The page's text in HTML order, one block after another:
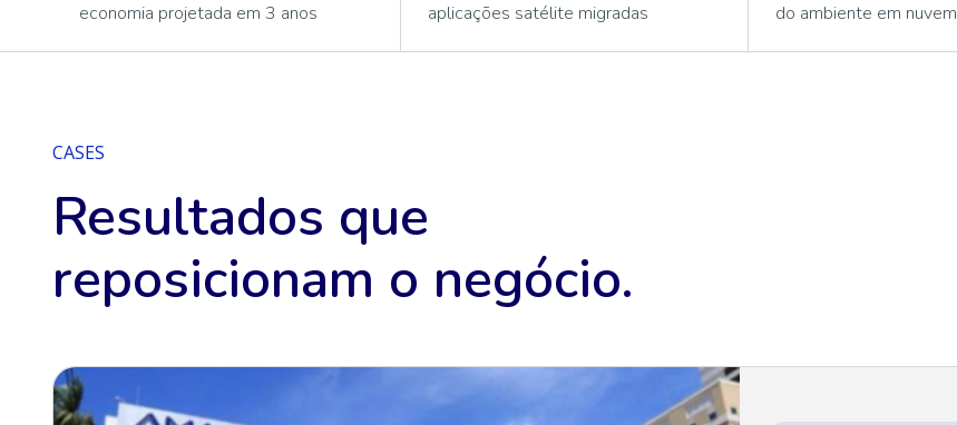
economia projetada em 3 anos aplicações satélite migradas do ambiente em nuvem
CASES
Resultados que
reposicionam o negócio.